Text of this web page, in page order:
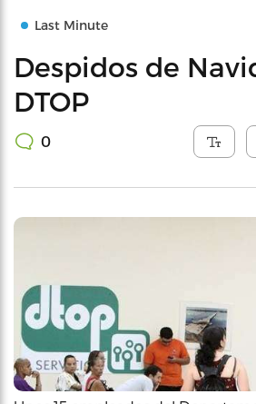
Last Minute
Despidos de
DTOP
0